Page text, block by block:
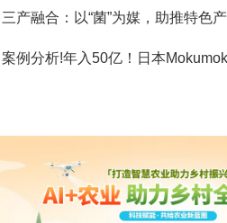
三产融合：以“菌”为媒，助推特色产
案例分析!年入50亿！日本